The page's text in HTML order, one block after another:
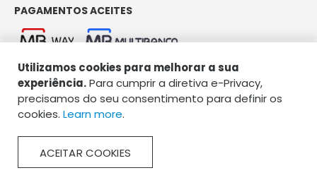
Utilizamos cookies para melhorar a sua
experiência.Para cumprir a diretiva e-Privacy,
precisamos do seu consentimento para definir os
cookies. Learn more.
ACEITAR COOKIES
PAGAMENTOS ACEITES